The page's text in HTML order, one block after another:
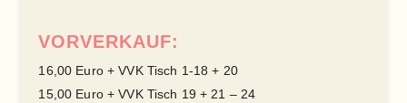
VORVERKAUF:
16,00 Euro + VVK Tisch 1-18 + 20
15,00 Euro + VVK Tisch 19 + 21 – 24